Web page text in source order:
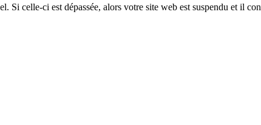
Si celle-ci est dépassée, alors votre site web est suspendu et il